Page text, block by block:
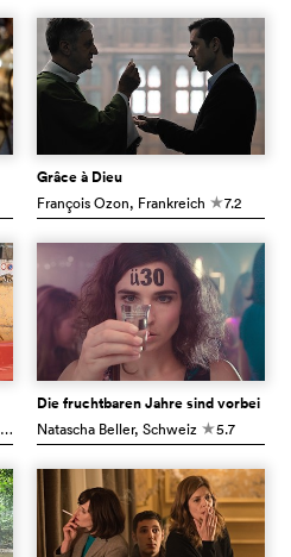
Grâce à Dieu
François Ozon, Frankreich c7.2
6.6
Die fruchtbaren Jahre sind vorbei
Natascha Beller, Schweiz c5.7